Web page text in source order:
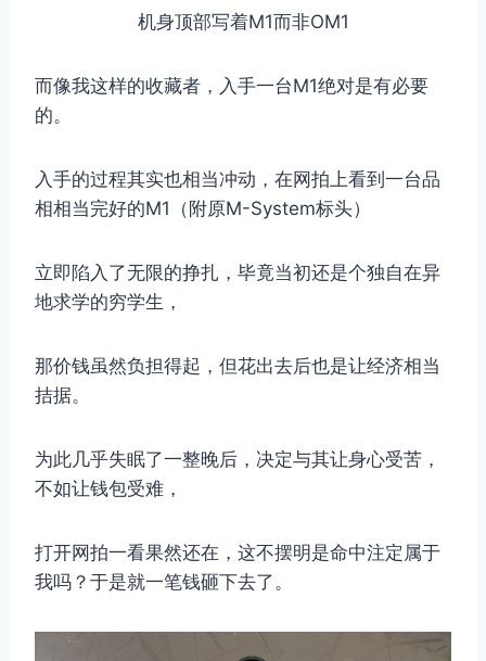
机身顶部写着M1而非OM1
而像我这样的收藏者，入手一台M1绝对是有必要
的。
入手的过程其实也相当冲动，在网拍上看到一台品
相相当完好的M1（附原M-System标头）
立即陷入了无限的挣扎，毕竟当初还是个独自在异
地求学的穷学生，
那价钱虽然负担得起，但花出去后也是让经济相当
拮据。
为此几乎失眠了一整晚后，决定与其让身心受苦，
不如让钱包受难，
打开网拍一看果然还在，这不摆明是命中注定属于
我吗？于是就一笔钱砸下去了。